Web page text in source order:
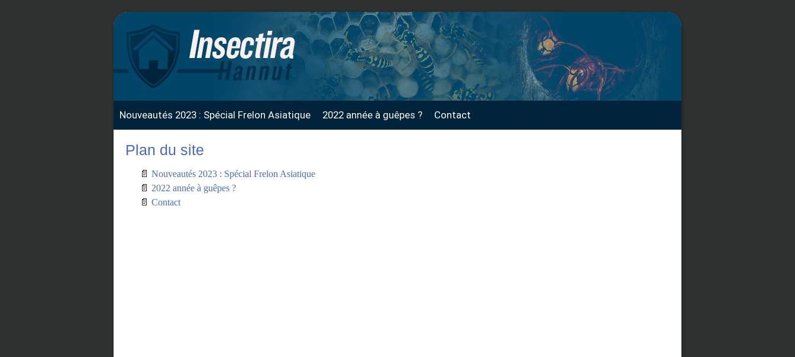
Nouveautés 2023 : Spécial Frelon Asiatique 2022 année à guêpes ? Contact
Plan du site
Nouveautés 2023 : Spécial Frelon Asiatique
2022 année à guêpes ?
Contact